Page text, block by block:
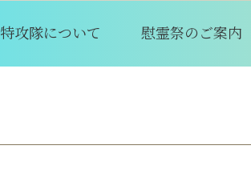
特攻隊について 慰霊祭のご案内